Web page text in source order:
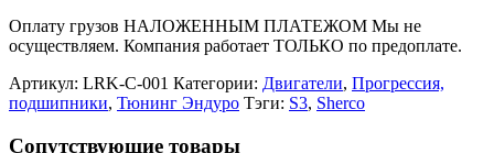
Оплату грузов НАЛОЖЕННЫМ ПЛАТЕЖОМ Мы не
осуществляем. Компания работает ТОЛЬКО по предоплате.
Артикул: LRK-C-001 Категории: Двигатели, Прогрессия,
подшипники, Тюнинг Эндуро Тэги: S3, Sherco
Сопутствующие товары